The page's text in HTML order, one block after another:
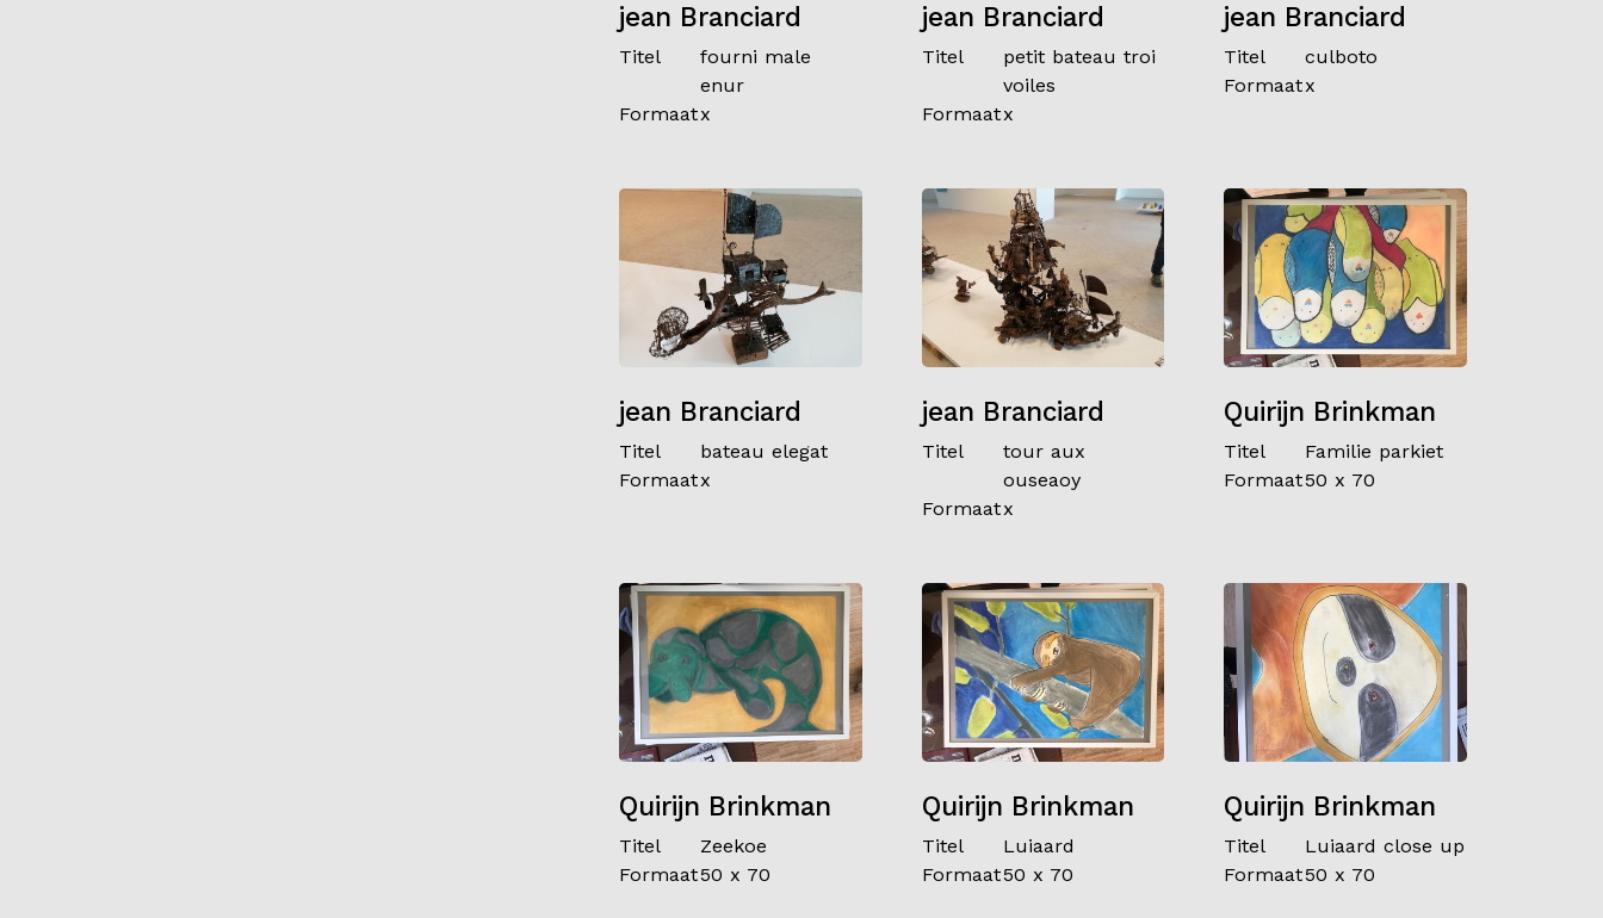
jean Branciard
Titel
fourni male
enur
Formaatx
jean Branciard
Titel
petit bateau troi
voiles
Formaatx
jean Branciard
Titel
culboto
Formaatx
jean Branciard
Titel
bateau elegat
Formaatx
jean Branciard
Titel
tour aux
ouseaoy
Formaatx
Quirijn Brinkman
Titel
Familie parkiet
Formaat50 x 70
Quirijn Brinkman
Titel
Zeekoe
Formaat50 x 70
Quirijn Brinkman
Titel
Luiaard
Formaat50 x 70
Quirijn Brinkman
Titel
Luiaard close up
Formaat50 x 70